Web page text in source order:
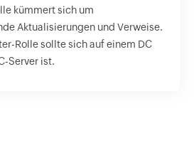
kümmert sich um
Aktualisierungen und Verweise.
Rolle sollte sich auf einem DC
Server ist.